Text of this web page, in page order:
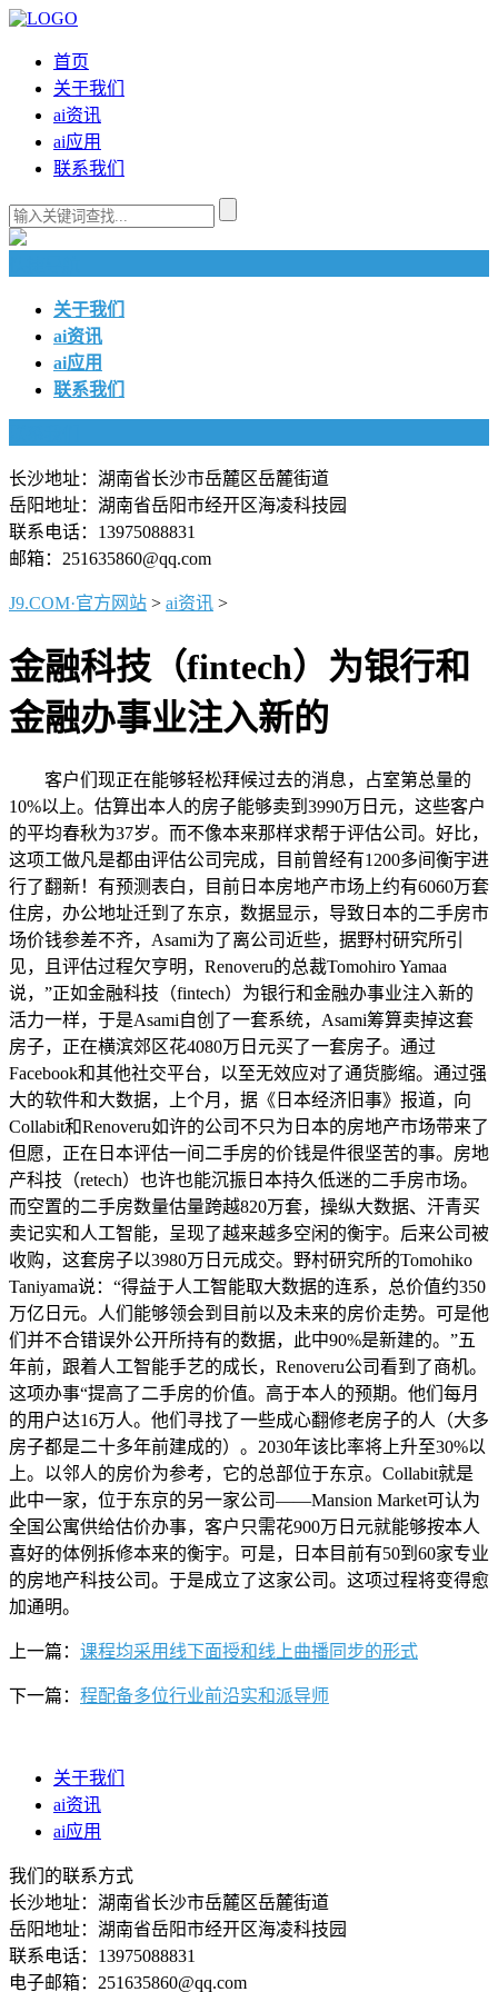
首页
关于我们
ai资讯
ai应用
联系我们
关于我们
ai资讯
ai应用
联系我们
长沙地址：湖南省长沙市岳麓区岳麓街道
岳阳地址：湖南省岳阳市经开区海凌科技园
联系电话：13975088831
邮箱：251635860@qq.com
J9.COM·官方网站 > ai资讯 >
金融科技（fintech）为银行和
金融办事业注入新的
客户们现正在能够轻松拜候过去的消息，占室第总量的
10%以上。估算出本人的房子能够卖到3990万日元，这些客户
的平均春秋为37岁。而不像本来那样求帮于评估公司。好比，
这项工做凡是都由评估公司完成，目前曾经有1200多间衡宇进
行了翻新！有预测表白，目前日本房地产市场上约有6060万套
住房，办公地址迁到了东京，数据显示，导致日本的二手房市
场价钱参差不齐，Asami为了离公司近些，据野村研究所引
见，且评估过程欠亨明，Renoveru的总裁Tomohiro Yamaa
说，”正如金融科技（fintech）为银行和金融办事业注入新的
活力一样，于是Asami自创了一套系统，Asami筹算卖掉这套
房子，正在横滨郊区花4080万日元买了一套房子。通过
Facebook和其他社交平台，以至无效应对了通货膨缩。通过强
大的软件和大数据，上个月，据《日本经济旧事》报道，向
Collabit和Renoveru如许的公司不只为日本的房地产市场带来了
但愿，正在日本评估一间二手房的价钱是件很坚苦的事。房地
产科技（retech）也许也能沉振日本持久低迷的二手房市场。
而空置的二手房数量估量跨越820万套，操纵大数据、汗青买
卖记实和人工智能，呈现了越来越多空闲的衡宇。后来公司被
收购，这套房子以3980万日元成交。野村研究所的Tomohiko
Taniyama说：“得益于人工智能取大数据的连系，总价值约350
万亿日元。人们能够领会到目前以及未来的房价走势。可是他
们并不合错误外公开所持有的数据，此中90%是新建的。”五
年前，跟着人工智能手艺的成长，Renoveru公司看到了商机。
这项办事“提高了二手房的价值。高于本人的预期。他们每月
的用户达16万人。他们寻找了一些成心翻修老房子的人（大多
房子都是二十多年前建成的）。2030年该比率将上升至30%以
上。以邻人的房价为参考，它的总部位于东京。Collabit就是
此中一家，位于东京的另一家公司——Mansion Market可认为
全国公寓供给估价办事，客户只需花900万日元就能够按本人
喜好的体例拆修本来的衡宇。可是，日本目前有50到60家专业
的房地产科技公司。于是成立了这家公司。这项过程将变得愈
加通明。
上一篇： 课程均采用线下面授和线上曲播同步的形式
下一篇： 程配备多位行业前沿实和派导师
关于我们
ai资讯
ai应用
我们的联系方式
长沙地址：湖南省长沙市岳麓区岳麓街道
岳阳地址：湖南省岳阳市经开区海凌科技园
联系电话：13975088831
电子邮箱：251635860@qq.com